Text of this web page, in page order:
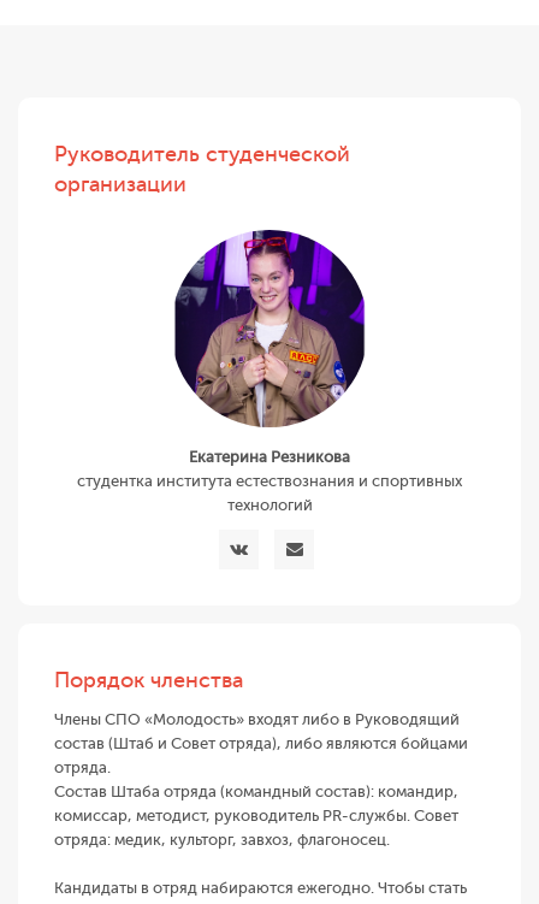
Руководитель студенческой
организации
Екатерина Резникова
студентка института естествознания и спортивных
технологий
Порядок членства
Члены СПО «Молодость» входят либо в Руководящий
состав (Штаб и Совет отряда), либо являются бойцами
отряда.
Состав Штаба отряда (командный состав): командир,
комиссар, методист, руководитель PR-службы. Совет
отряда: медик, культорг, завхоз, флагоносец.
Кандидаты в отряд набираются ежегодно. Чтобы стать